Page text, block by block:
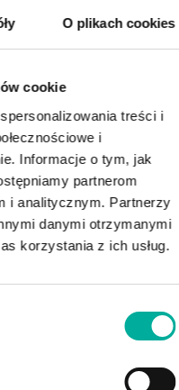
O plikach cookies
cookie
treści i
i
Informacje o tym, jak
partnerom
i analitycznym. Partnerzy
danymi otrzymanymi
korzystania z ich usług.